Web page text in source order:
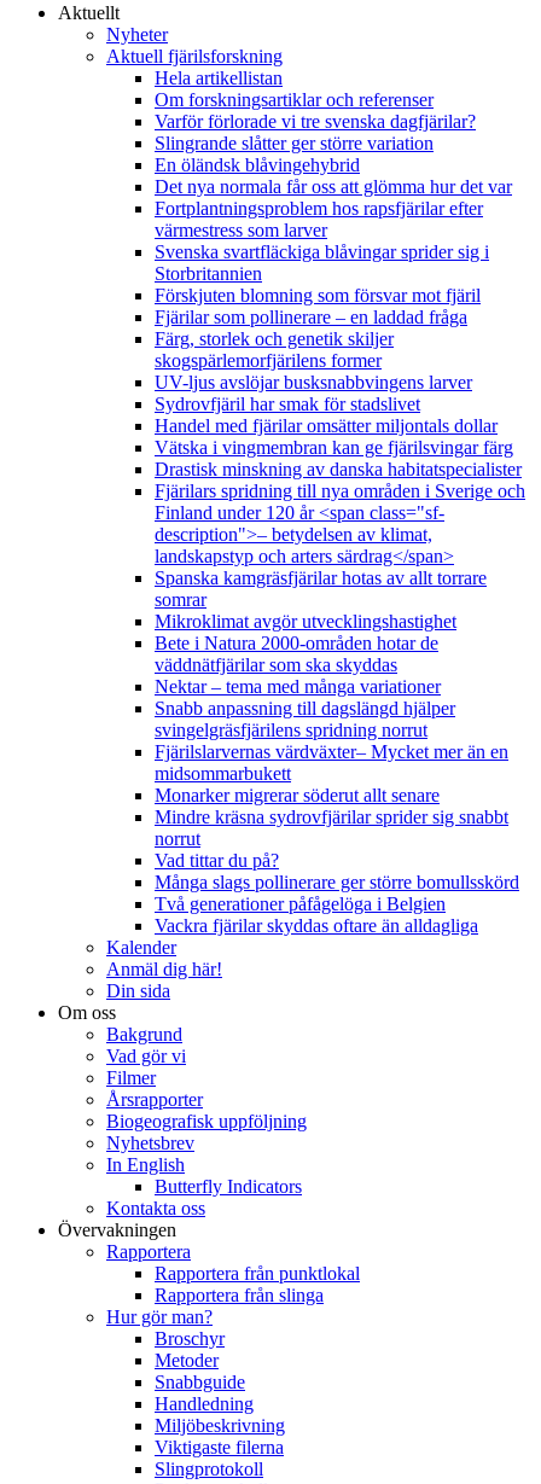
Aktuellt
Nyheter
Aktuell fjärilsforskning
Hela artikellistan
Om forskningsartiklar och referenser
Varför förlorade vi tre svenska dagfjärilar?
Slingrande slåtter ger större variation
En öländsk blåvingehybrid
Det nya normala får oss att glömma hur det var
Fortplantningsproblem hos rapsfjärilar efter
värmestress som larver
Svenska svartfläckiga blåvingar sprider sig i
Storbritannien
Förskjuten blomning som försvar mot fjäril
Fjärilar som pollinerare – en laddad fråga
Färg, storlek och genetik skiljer
skogspärlemorfjärilens former
UV-ljus avslöjar busksnabbvingens larver
Sydrovfjäril har smak för stadslivet
Handel med fjärilar omsätter miljontals dollar
Vätska i vingmembran kan ge fjärilsvingar färg
Drastisk minskning av danska habitatspecialister
Fjärilars spridning till nya områden i Sverige och
Finland under 120 år <span class="sf-
description">– betydelsen av klimat,
landskapstyp och arters särdrag</span>
Spanska kamgräsfjärilar hotas av allt torrare
somrar
Mikroklimat avgör utvecklingshastighet
Bete i Natura 2000-områden hotar de
väddnätfjärilar som ska skyddas
Nektar – tema med många variationer
Snabb anpassning till dagslängd hjälper
svingelgräsfjärilens spridning norrut
Fjärilslarvernas värdväxter– Mycket mer än en
midsommarbukett
Monarker migrerar söderut allt senare
Mindre kräsna sydrovfjärilar sprider sig snabbt
norrut
Vad tittar du på?
Många slags pollinerare ger större bomullsskörd
Två generationer påfågelöga i Belgien
Vackra fjärilar skyddas oftare än alldagliga
Kalender
Anmäl dig här!
Din sida
Om oss
Bakgrund
Vad gör vi
Filmer
Årsrapporter
Biogeografisk uppföljning
Nyhetsbrev
In English
Butterfly Indicators
Kontakta oss
Övervakningen
Rapportera
Rapportera från punktlokal
Rapportera från slinga
Hur gör man?
Broschyr
Metoder
Snabbguide
Handledning
Miljöbeskrivning
Viktigaste filerna
Slingprotokoll